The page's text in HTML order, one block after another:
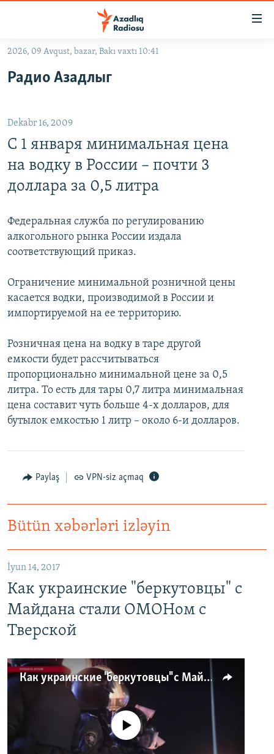
Əsas
qayıt
qayıt
Axtarışa
#İZAHLA
QANUNI DOĞRU
ARAŞDIRMA
MULTIMEDIA
VIDEO
İNFOQRAFIKA
RADIO ARXIV
AZƏRBAYCAN ƏDƏBIYYATI KITABXANASI
İSLAM VƏ DEMOKRATIYA
MISSIYAMIZ
PEŞƏ ETIKASI VƏ JURNALISTIKA STANDARTLARIMIZ
AZADLIQRADIOSU MOBIL TELEFONUNUZDA
BIZIMLƏ ƏLAQƏ
XƏBƏR BÜLLETENLƏRIMIZ
BIZI IZLƏ
RFE/RL-in bütün saytları
2026, 09 Avqust, bazar, Bakı vaxtı 10:41
Радио Азадлыг
Dekabr 16, 2009
С 1 января минимальная цена
на водку в России – почти 3
доллара за 0,5 литра
Федеральная служба по регулированию
алкогольного рынка России издала
соответствующий приказ.
Ограничение минимальной розничной цены
касается водки, производимой в России и
импортируемой на ее территорию.
Розничная цена на водку в таре другой
емкости будет рассчитываться
пропорционально минимальной цене за 0,5
литра. То есть для тары 0,7 литра минимальная
цена составит чуть больше 4-х долларов, для
бутылок емкостью 1 литр – около 6-и долларов.
Paylaş VPN-siz açmaq
Bütün xəbərləri izləyin
İyun 14, 2017
Как украинские "беркутовцы" с
Майдана стали ОМОНом с
Тверской
Как украинские "беркутовцы" с Майдана стали ОМОНом с Тверской
No media source currently available